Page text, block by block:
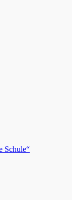
Schule“
Hop-
zu
stattfindet: